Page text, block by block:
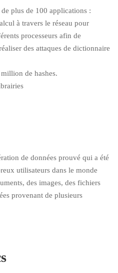
plus de 100 applications :
à travers le réseau pour
processeurs afin de
des attaques de dictionnaire
de hashes.
de données prouvé qui a été
utilisateurs dans le monde
des images, des fichiers
provenant de plusieurs